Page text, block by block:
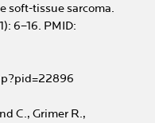
soft-tissue sarcoma.
6–16. PMID:
C., Grimer R.,